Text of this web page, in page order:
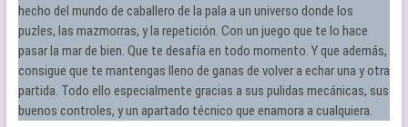
hecho del mundo de caballero de la pala a un universo donde los
puzles, las mazmorras, y la repetición. Con un juego que te lo hace
pasar la mar de bien. Que te desafía en todo momento. Y que además,
consigue que te mantengas lleno de ganas de volver a echar una y otra
partida. Todo ello especialmente gracias a sus pulidas mecánicas, sus
buenos controles, y un apartado técnico que enamora a cualquiera.